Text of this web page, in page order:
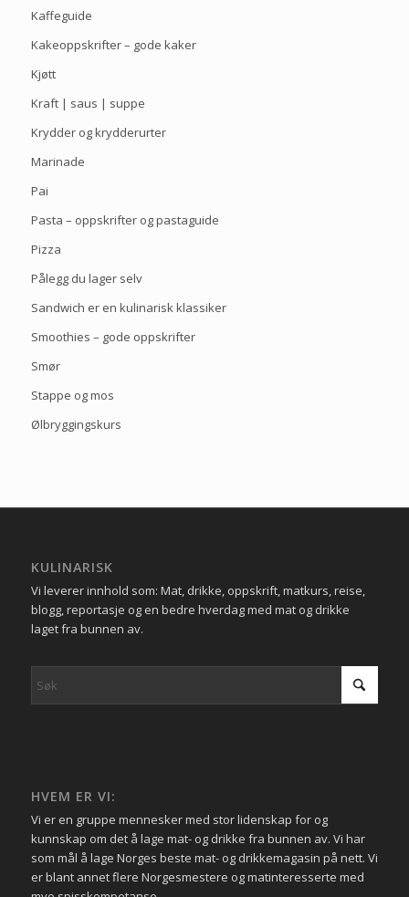
Kaffeguide
Kakeoppskrifter – gode kaker
Kjøtt
Kraft | saus | suppe
Krydder og krydderurter
Marinade
Pai
Pasta – oppskrifter og pastaguide
Pizza
Pålegg du lager selv
Sandwich er en kulinarisk klassiker
Smoothies – gode oppskrifter
Smør
Stappe og mos
Ølbryggingskurs
KULINARISK
Vi leverer innhold som: Mat, drikke, oppskrift, matkurs, reise,
blogg, reportasje og en bedre hverdag med mat og drikke
laget fra bunnen av.
HVEM ER VI:
Vi er en gruppe mennesker med stor lidenskap for og
kunnskap om det å lage mat- og drikke fra bunnen av. Vi har
som mål å lage Norges beste mat- og drikkemagasin på nett. Vi
er blant annet flere Norgesmestere og matinteresserte med